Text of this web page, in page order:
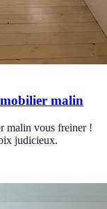
malin
malin vous freiner !
judicieux.